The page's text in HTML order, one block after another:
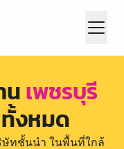
นเพชรบุรี
ทั้งหมด
ทชั้นนำ ในพื้นที่ใกล้